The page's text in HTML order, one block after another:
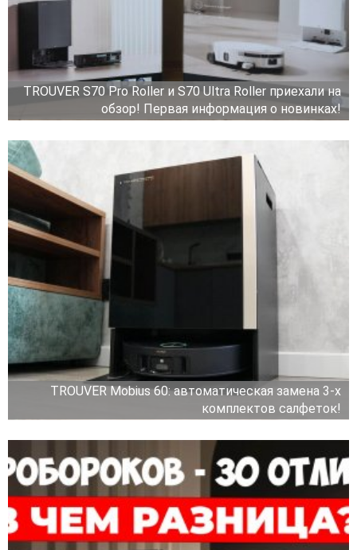
TROUVER S70 Pro Roller и S70 Ultra Roller приехали на
обзор! Первая информация о новинках!
TROUVER Mobius 60: автоматическая замена 3-х
комплектов салфеток!